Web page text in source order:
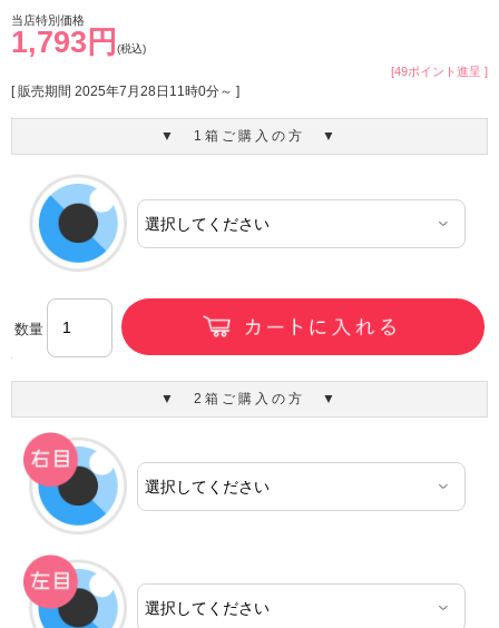
当店特別価格
1,793円 (税込)
[49ポイント進呈 ]
[ 販売期間 2025年7月28日11時0分～ ]
▼ 1箱ご購入の方 ▼
数量
▼ 2箱ご購入の方 ▼